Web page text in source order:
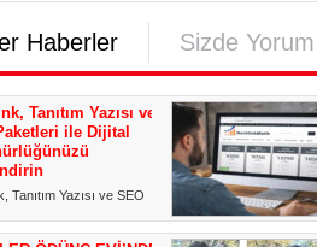
Haberler Sizde Yorum
Tanıtım Yazısı ve
ile Dijital
Tanıtım Yazısı ve SEO
Güçlendirin